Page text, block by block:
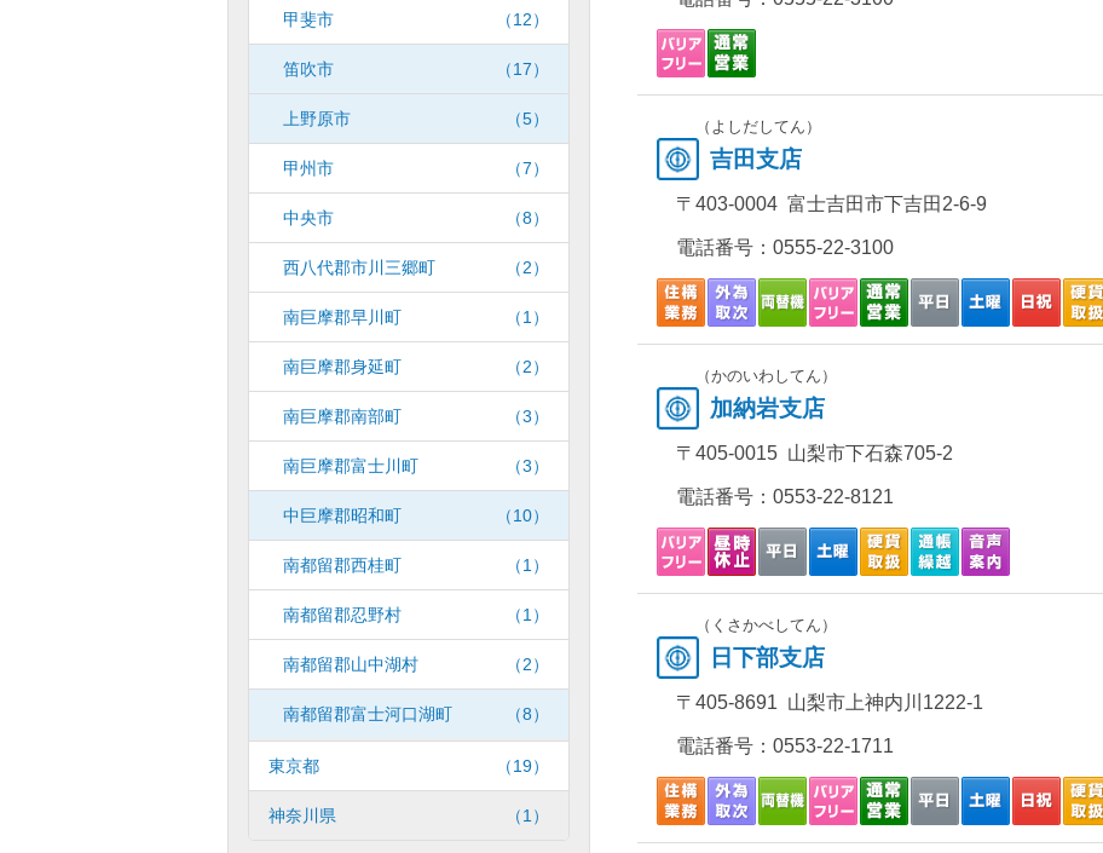
甲斐市 （12）
笛吹市 （17）
上野原市 （5）
甲州市 （7）
中央市 （8）
西八代郡市川三郷町 （2）
南巨摩郡早川町 （1）
南巨摩郡身延町 （2）
南巨摩郡南部町 （3）
南巨摩郡富士川町 （3）
中巨摩郡昭和町 （10）
南都留郡西桂町 （1）
南都留郡忍野村 （1）
南都留郡山中湖村 （2）
南都留郡富士河口湖町 （8）
東京都 （19）
神奈川県 （1）
（よしだしてん）
吉田支店
〒403-0004 富士吉田市下吉田2-6-9
電話番号： 0555-22-3100
（かのいわしてん）
加納岩支店
〒405-0015 山梨市下石森705-2
電話番号： 0553-22-8121
（くさかべしてん）
日下部支店
〒405-8691 山梨市上神内川1222-1
電話番号： 0553-22-1711